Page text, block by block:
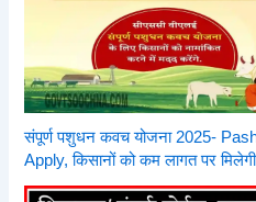
संपूर्ण पशुधन कवच योजना 2025-
Apply, किसानों को कम लागत पर मिलेगी